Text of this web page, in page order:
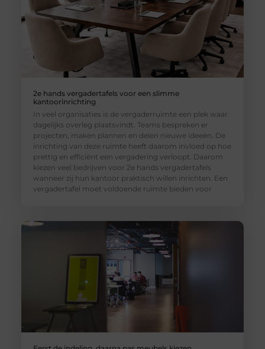
2e hands vergadertafels voor een slimme
kantoorinrichting
In veel organisaties is de vergaderruimte een plek waar
dagelijks overleg plaatsvindt. Teams bespreken er
projecten, maken plannen en delen nieuwe ideeën. De
inrichting van deze ruimte heeft daarom invloed op hoe
prettig en efficiënt een vergadering verloopt. Daarom
kiezen veel bedrijven voor 2e hands vergadertafels
wanneer zij hun kantoor praktisch willen inrichten. Een
vergadertafel moet voldoende ruimte bieden voor